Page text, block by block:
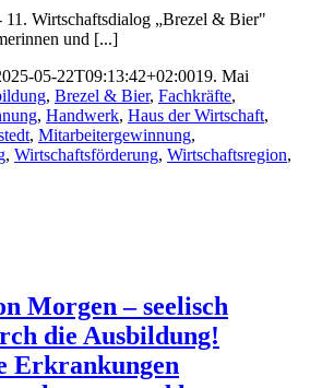
Wirtschaftsdialog „Brezel & Bier"
und [...]
05-22T09:13:42+02:0019. Mai
, Brezel & Bier, Fachkräfte,
, Handwerk, Haus der Wirtschaft,
, Mitarbeitergewinnung,
, Wirtschaftsförderung, Wirtschaftsregion,
Morgen – seelisch
die Ausbildung!
Erkrankungen